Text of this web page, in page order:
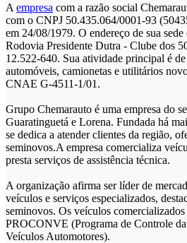
A empresa com a razão social
com o CNPJ 50.435.064/0001-93
em 24/08/1979. O endereço de sua
Rodovia Presidente Dutra - Clube dos
12.522-640. Sua atividade principal é
automóveis, camionetas e utilitários
CNAE G-4511-1/01.
Grupo Chemarauto é uma empresa do
Guaratinguetá e Lorena. Fundada há
se dedica a atender clientes da região,
seminovos.A empresa comercializa
presta serviços de assistência técnica.
A organização afirma ser líder de
veículos e serviços especializados,
seminovos. Os veículos
PROCONVE (Programa de Controle
Veículos Automotores).